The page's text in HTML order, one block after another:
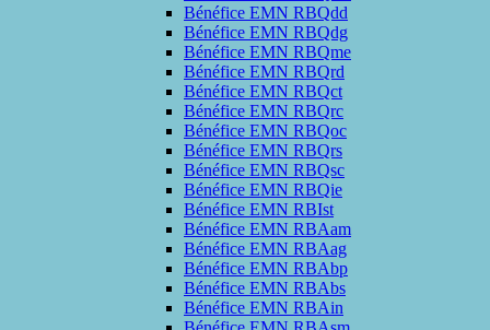
Bénéfice EMN RBQdd
Bénéfice EMN RBQdg
Bénéfice EMN RBQme
Bénéfice EMN RBQrd
Bénéfice EMN RBQct
Bénéfice EMN RBQrc
Bénéfice EMN RBQoc
Bénéfice EMN RBQrs
Bénéfice EMN RBQsc
Bénéfice EMN RBQie
Bénéfice EMN RBIst
Bénéfice EMN RBAam
Bénéfice EMN RBAag
Bénéfice EMN RBAbp
Bénéfice EMN RBAbs
Bénéfice EMN RBAin